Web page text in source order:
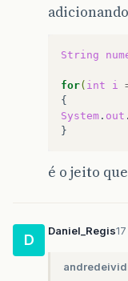
String
for( int i
System . out .
é o jeito
D
Daniel_Regis